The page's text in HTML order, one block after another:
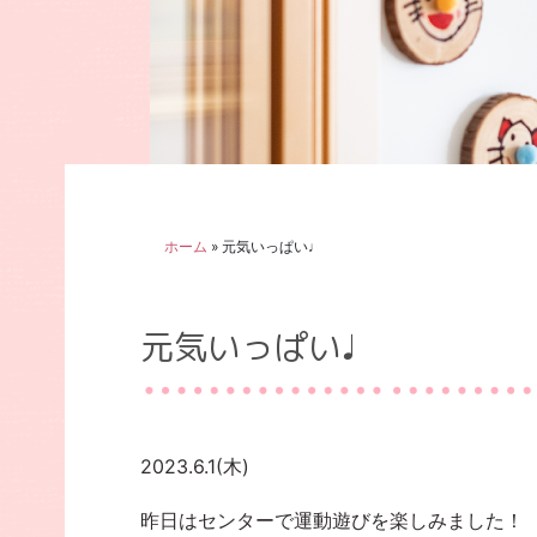
ホーム » 元気いっぱい♩
元気いっぱい♩
2023.6.1(木)
昨日はセンターで運動遊びを楽しみました！